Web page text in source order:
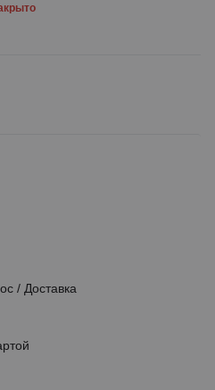
/ Доставка